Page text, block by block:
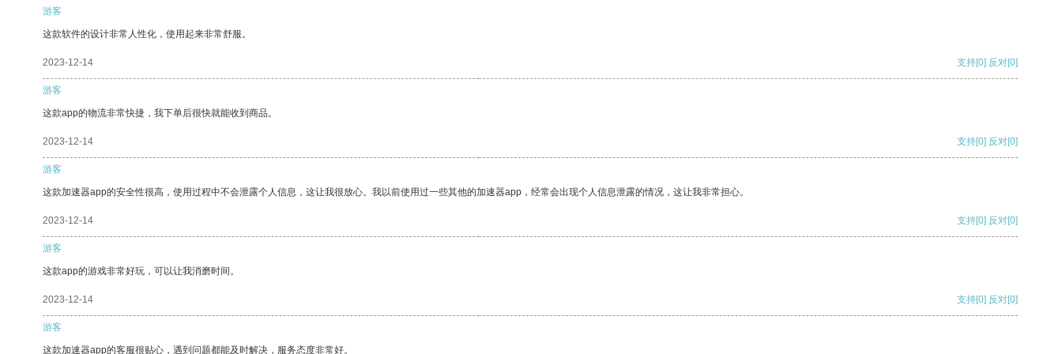
游客
这款软件的设计非常人性化，使用起来非常舒服。
2023-12-14 支持[0] 反对[0]
游客
这款app的物流非常快捷，我下单后很快就能收到商品。
2023-12-14 支持[0] 反对[0]
游客
这款加速器app的安全性很高，使用过程中不会泄露个人信息，这让我很放心。我以前使用过一些其他的加速器app，经常会出现个人信息泄露的情况，这让我非常担心。
2023-12-14 支持[0] 反对[0]
游客
这款app的游戏非常好玩，可以让我消磨时间。
2023-12-14 支持[0] 反对[0]
游客
这款加速器app的客服很贴心，遇到问题都能及时解决，服务态度非常好。